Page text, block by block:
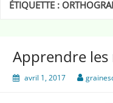
ÉTIQUETTE :
Apprendre
avril 1, 2017